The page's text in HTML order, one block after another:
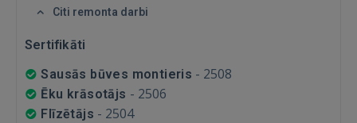
 Sign in with Apple
Citi remonta darbi
Sertifikāti
Sausās būves montieris - 2508
Ēku krāsotājs - 2506
Flīzētājs - 2504